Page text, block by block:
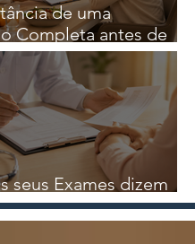
de uma
Completa antes de
Estratégia
seus Exames dizem
Saúde?